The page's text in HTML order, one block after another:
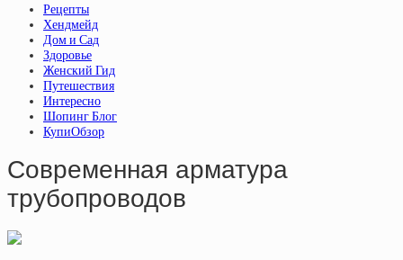
Рецепты
Хендмейд
Дом и Сад
Здоровье
Женский Гид
Путешествия
Интересно
Шопинг Блог
КупиОбзор
Современная арматура
трубопроводов